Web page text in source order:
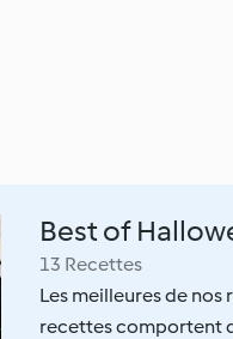
Best of
13 Recettes
Les meilleures de
recettes comportent